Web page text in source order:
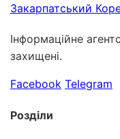
Закарпатський
Інформаційне
захищені.
Facebook Telegram
Розділи